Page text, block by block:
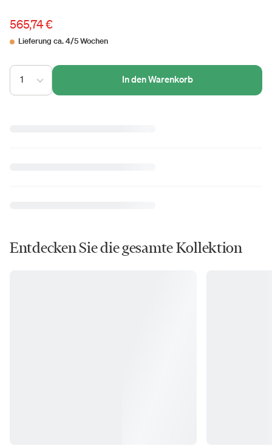
565,74 €
Lieferung ca. 4/5 Wochen
1 In den Warenkorb
Entdecken Sie die gesamte Kollektion